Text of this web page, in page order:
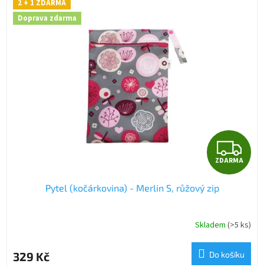
2 + 1 ZDARMA
Doprava zdarma
Z
D
R
M
ZDARMA
Pytel (kočárkovina) - Merlin S, růžový zip
Skladem (>5 ks)
329 Kč Do košíku